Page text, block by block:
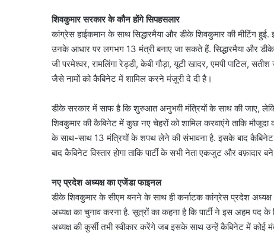
शिवकुमार सरकार के कौन होंगे सिपहसलार
कांग्रेस हाईकमान के साथ सिद्धारमैया और डीके शिवकुमार की मीटिंग
उनके आधार पर लगभग 13 मंत्री बनाए जा सकते हैं. सिद्धारमैया और
जी परमेश्वर, रामलिंगा रेड्डी, केबी गौड़ा, यूटी खादर, एमपी पाटिल,
जैसे नामों को कैबिनेट में शामिल करने मंज़ूरी दे दी है।
डीके सरकार में साफ है कि शुरुआत अनुभवी मंत्रियों के साथ की जाए,
शिवकुमार की कैबिनेट में कुछ नए चेहरों को शामिल करवाएंगे ताकि
के साथ-साथ 13 मंत्रियों के शपथ लेने की संभावना है. इसके बाद कैबिनेट
बाद कैबिनेट विस्तार होगा ताकि पार्टी के सभी नेता एकजुट और वफ़ादार
नए प्रदेश अध्यक्ष का एजेंडा फाइनल
डीके शिवकुमार के सीएम बनने के साथ ही कर्नाटक कांग्रेस प्रदेश
अध्यक्ष का चुनाव करना है. सूत्रों का कहना है कि पार्टी ने इस अहम पद
अध्यक्ष की कुर्सी तभी स्वीकार करेंगे जब इसके साथ उन्हें कैबिनेट में कोई
पर क्यों मचा बवाल?
कोर्ट तक पहुंचा, जानें
10
साल
पुरानी
डीजल
कार
को
नहीं
मिला,
मालिक
पहुंचा
August 6, 2026
10 साल पुरानी डीजल कार
मिला, मालिक पहुंचा सुप्रीम